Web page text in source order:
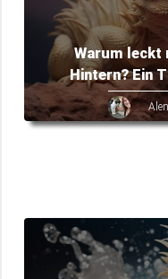
Warum leckt
Hintern? Ein